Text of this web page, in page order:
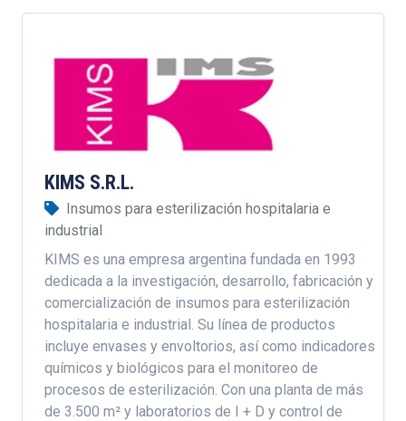
KIMS S.R.L.
Insumos para esterilización hospitalaria e
industrial
KIMS es una empresa argentina fundada en 1993
dedicada a la investigación, desarrollo, fabricación y
comercialización de insumos para esterilización
hospitalaria e industrial. Su línea de productos
incluye envases y envoltorios, así como indicadores
químicos y biológicos para el monitoreo de
procesos de esterilización. Con una planta de más
de 3.500 m² y laboratorios de I + D y control de